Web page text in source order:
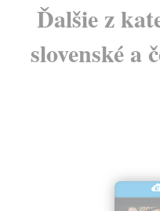
Ďalšie z
slovenské a